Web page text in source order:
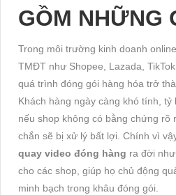
GỒM NHỮNG
Trong môi trường kinh doanh
TMĐT như Shopee, Lazada,
quá trình đóng gói hàng hóa trở
Khách hàng ngày càng khó tính,
nếu shop không có bằng chứng rõ
chắn sẽ bị xử lý bất lợi. Chính vì
quay video đóng hàng ra đời như
cho các shop, giúp họ chủ động
minh bạch trong khâu đóng gói.